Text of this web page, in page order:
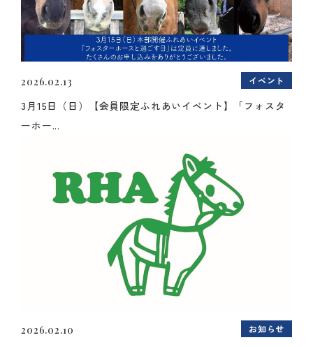
2026.02.13 イベント
3月15日（日）【会員限定ふれあいイベント】「フォスタ
ーホー...
2026.02.10 お知らせ